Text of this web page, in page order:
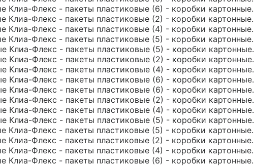
Клиа-Флекс - пакеты пластиковые (6) - коробки картонные.
Клиа-Флекс - пакеты пластиковые (2) - коробки картонные.
Клиа-Флекс - пакеты пластиковые (4) - коробки картонные.
Клиа-Флекс - пакеты пластиковые (5) - коробки картонные.
Клиа-Флекс - пакеты пластиковые (5) - коробки картонные.
Клиа-Флекс - пакеты пластиковые (2) - коробки картонные.
Клиа-Флекс - пакеты пластиковые (4) - коробки картонные.
Клиа-Флекс - пакеты пластиковые (6) - коробки картонные.
Клиа-Флекс - пакеты пластиковые (6) - коробки картонные.
Клиа-Флекс - пакеты пластиковые (2) - коробки картонные.
Клиа-Флекс - пакеты пластиковые (4) - коробки картонные.
Клиа-Флекс - пакеты пластиковые (5) - коробки картонные.
Клиа-Флекс - пакеты пластиковые (5) - коробки картонные.
Клиа-Флекс - пакеты пластиковые (2) - коробки картонные.
Клиа-Флекс - пакеты пластиковые (4) - коробки картонные.
Клиа-Флекс - пакеты пластиковые (6) - коробки картонные.